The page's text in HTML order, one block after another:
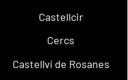
Castellcir
Cercs
Castellví de Rosanes